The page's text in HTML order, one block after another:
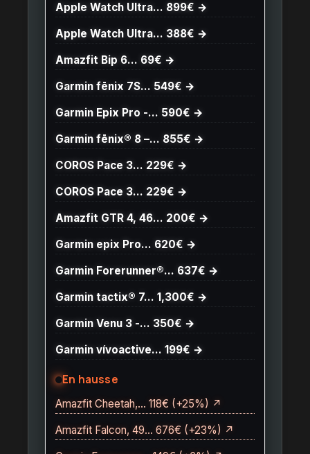
Apple Watch Ultra… 899€ →
Apple Watch Ultra… 388€ →
Amazfit Bip 6… 69€ →
Garmin fēnix 7S… 549€ →
Garmin Epix Pro -… 590€ →
Garmin fēnix® 8 –… 855€ →
COROS Pace 3… 229€ →
COROS Pace 3… 229€ →
Amazfit GTR 4, 46… 200€ →
Garmin epix Pro… 620€ →
Garmin Forerunner®… 637€ →
Garmin tactix® 7… 1,300€ →
Garmin Venu 3 -… 350€ →
Garmin vívoactive… 199€ →
En hausse
Amazfit Cheetah,… 118€ (+25%) ↗
Amazfit Falcon, 49… 676€ (+23%) ↗